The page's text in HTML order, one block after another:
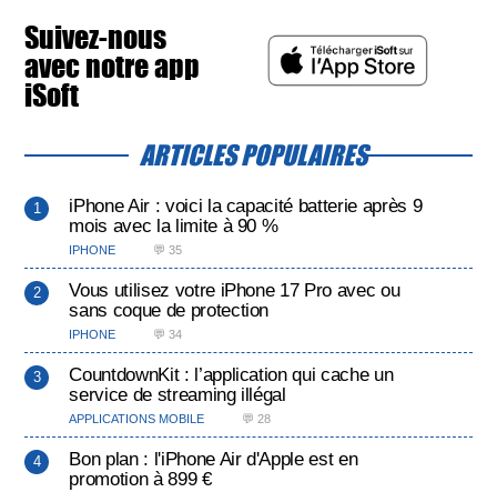
Suivez-nous
avec notre app
iSoft
ARTICLES POPULAIRES
iPhone Air : voici la capacité batterie après 9
mois avec la limite à 90 %
IPHONE 💬 35
Vous utilisez votre iPhone 17 Pro avec ou
sans coque de protection
IPHONE 💬 34
CountdownKit : l’application qui cache un
service de streaming illégal
APPLICATIONS MOBILE 💬 28
Bon plan : l'iPhone Air d'Apple est en
promotion à 899 €